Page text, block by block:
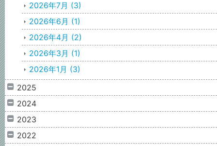
2026年7月 (3)
2026年6月 (1)
2026年4月 (2)
2026年3月 (1)
2026年1月 (3)
2025
2024
2023
2022